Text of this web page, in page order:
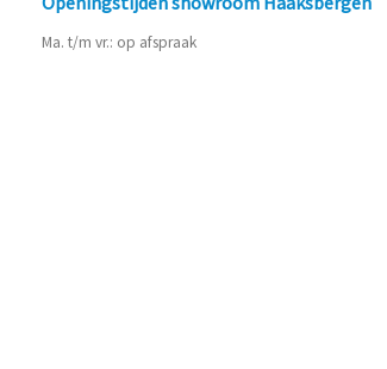
Ma. t/m vr.: op afspraak